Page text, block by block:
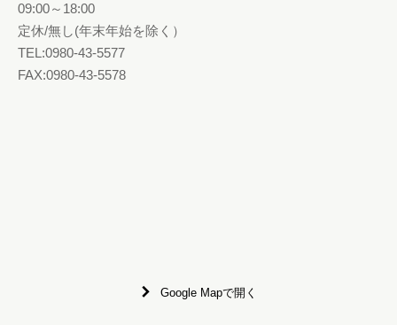
09:00～18:00
定休/無し(年末年始を除く）
TEL:0980-43-5577
FAX:0980-43-5578
Google Mapで開く